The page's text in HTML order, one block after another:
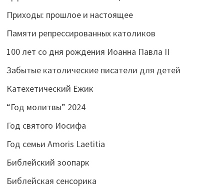
Приходы: прошлое и настоящее
Памяти репрессированных католиков
100 лет со дня рождения Иоанна Павла II
Забытые католические писатели для детей
Катехетический Ёжик
“Год молитвы” 2024
Год святого Иосифа
Год семьи Amoris Laetitia
Библейский зоопарк
Библейская сенсорика